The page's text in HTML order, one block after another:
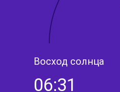
Восход солнца
06:31